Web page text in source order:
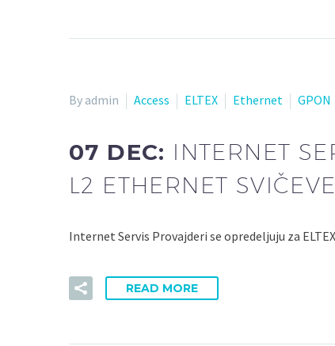
By admin Access ELTEX Ethernet GPON
07 DEC: INTERNET
L2 ETHERNET SVIČEVE
Internet Servis Provajderi se opredeljuju za
READ MORE